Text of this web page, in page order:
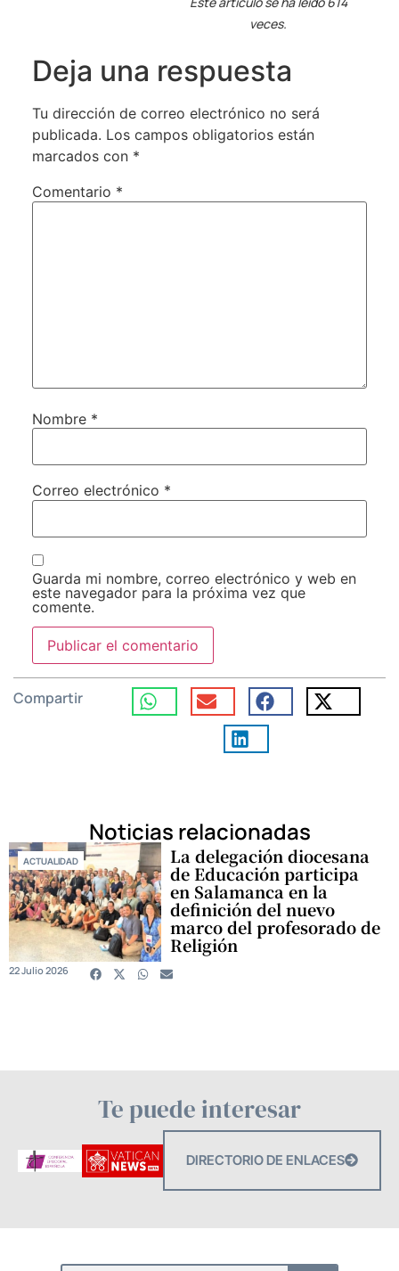
veces.
Deja una respuesta
Tu dirección de correo electrónico no será
publicada. Los campos obligatorios están
marcados con *
Comentario *
Nombre *
Correo electrónico *
Guarda mi nombre, correo electrónico y web en
este navegador para la próxima vez que
comente.
Compartir
Noticias relacionadas
ACTUALIDAD La delegación diocesana
de Educación participa
en Salamanca en la
definición del nuevo
marco del profesorado de
Religión
22 Julio 2026
Te puede interesar
DIRECTORIO DE ENLACES